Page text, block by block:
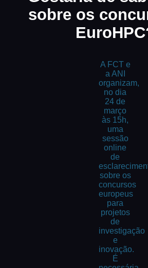
sobre os
A FCT e
a ANI
organizam,
no dia
24 de
março
às 15h,
uma
sessão
online
de
sobre os
concursos
europeus
para
projetos
de
investigação
e
inovação.
É